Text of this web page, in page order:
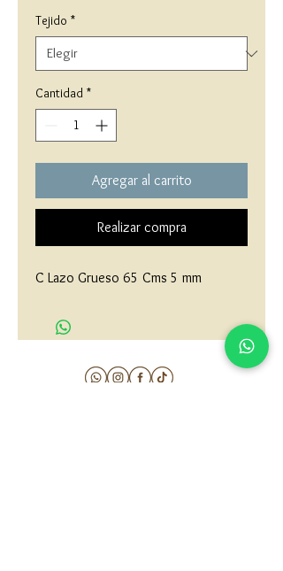
Tejido *
Cantidad *
Agregar al carrito
Realizar compra
C Lazo Grueso 65 Cms 5 mm